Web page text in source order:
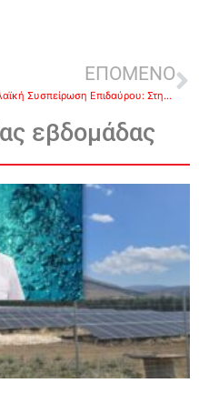
ΕΠΟΜΕΝΟ
Λαϊκή Συσπείρωση Επιδαύρου: Στηρίζουμε τον αγώνα των ηθοποιών για την υπογραφή ΣΣΕ (βίντεο)
εβδομάδας